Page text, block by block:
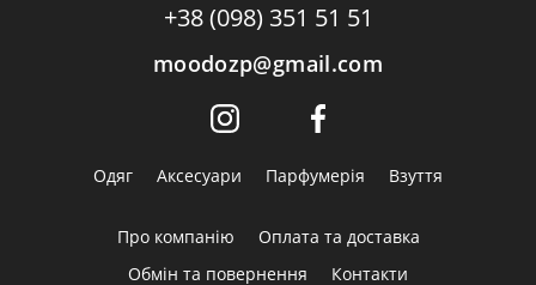
+38 (098) 351 51 51
moodozp@gmail.com
Одяг Аксесуари Парфумерія Взуття
Про компанію
Оплата та доставка
Обмін та повернення
Контакти